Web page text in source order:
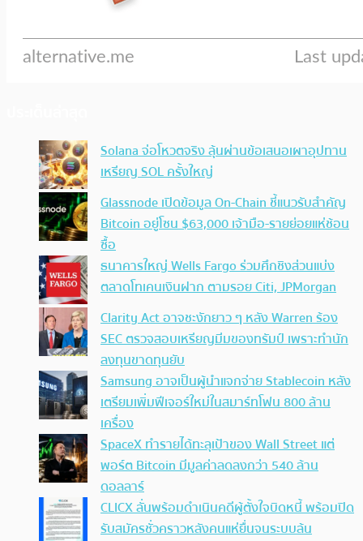
Solana จ่อโหวตจริง ลุ้นผ่านข้อเสนอเผาอุปทาน
เหรียญ SOL ครั้งใหญ่
Glassnode เปิดข้อมูล On-Chain ชี้แนวรับสำคัญ
Bitcoin อยู่โซน $63,000 เจ้ามือ-รายย่อยแห่ช้อน
ซื้อ
ธนาคารใหญ่ Wells Fargo ร่วมศึกชิงส่วนแบ่ง
ตลาดโทเคนเงินฝาก ตามรอย Citi, JPMorgan
Clarity Act อาจชะงักยาว ๆ หลัง Warren ร้อง
SEC ตรวจสอบเหรียญมีมของทรัมป์ เพราะทำนัก
ลงทุนขาดทุนยับ
Samsung อาจเป็นผู้นำแจกจ่าย Stablecoin หลัง
เตรียมเพิ่มฟีเจอร์ใหม่ในสมาร์ทโฟน 800 ล้าน
เครื่อง
SpaceX ทำรายได้ทะลุเป้าของ Wall Street แต่
พอร์ต Bitcoin มีมูลค่าลดลงกว่า 540 ล้าน
ดอลลาร์
CLICX ลั่นพร้อมดำเนินคดีผู้ตั้งใจบิดหนี้ พร้อมปิด
รับสมัครชั่วคราวหลังคนแห่ยื่นจนระบบล้น